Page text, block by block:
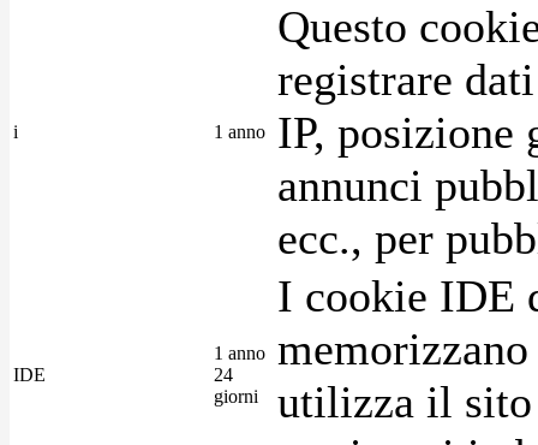
i 1 anno
Questo
registrare
IP, posizione
annunci
ecc., per
IDE
1 anno
24
giorni
I cookie IDE
utilizza il sito